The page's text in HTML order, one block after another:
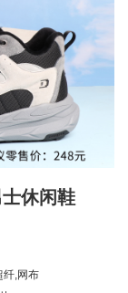
休闲鞋
纤,网布